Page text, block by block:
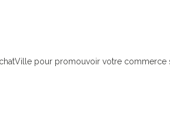
pour promouvoir votre commerce